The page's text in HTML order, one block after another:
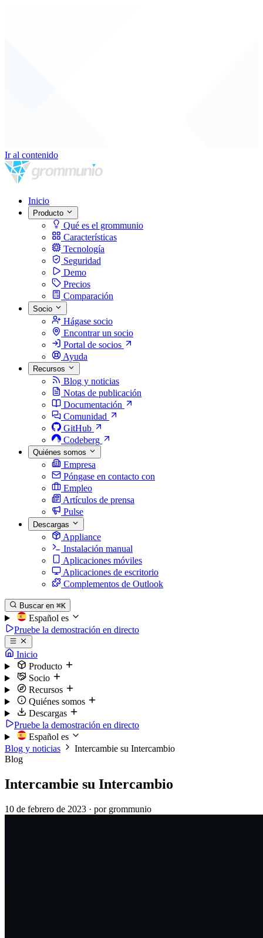
Ir al contenido
Inicio
Producto
Qué es el grommunio
Características
Tecnología
Seguridad
Demo
Precios
Comparación
Socio
Hágase socio
Encontrar un socio
Portal de socios
Ayuda
Recursos
Blog y noticias
Notas de publicación
Documentación
Comunidad
GitHub
Codeberg
Quiénes somos
Empresa
Póngase en contacto con
Empleo
Artículos de prensa
Pulse
Descargas
Appliance
Instalación manual
Aplicaciones móviles
Aplicaciones de escritorio
Complementos de Outlook
Buscar en ⌘K
Español es
Pruebe la demostración en directo
Inicio
Producto
Socio
Recursos
Quiénes somos
Descargas
Pruebe la demostración en directo
Español es
Blog y noticias
Intercambie su Intercambio
Blog
Intercambie su Intercambio
10 de febrero de 2023 · por grommunio